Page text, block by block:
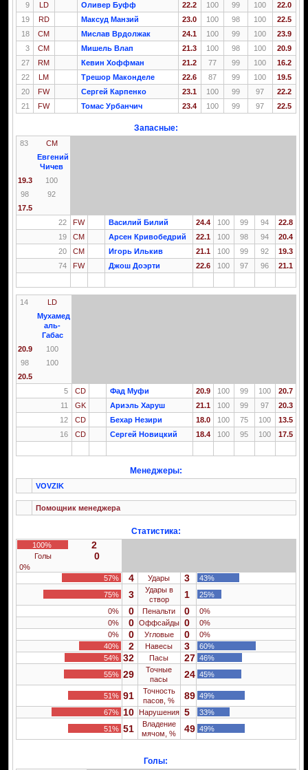
9
LD Оливер Буфф 22.2 100 99 100
22.0
19
RD Максуд Манзий 23.0 100 98 100
22.5
18
CM Мислав Врдолжак 24.1 100 99 100
23.9
3
CM Мишель Влап 21.3 100 98 100
20.9
27
RM Кевин Хоффман 21.2 77 99 100
16.2
22
LM Трешор Маконделе 22.6 87 99 100
19.5
20
FW Сергей Карпенко 23.1 100 99 97
22.2
21
FW Томас Урбанчич 23.4 100 99 97 22.5
Запасные:
83
CM
Евгений
Чичев
19.3
100
98
92
17.5
22
FW Василий Билий 24.4 100 99 94
22.8
19
CM Арсен Кривобедрий 22.1 100 98 94
20.4
20
CM Игорь Илькив 21.1 100 99 92
19.3
74
FW Джош Доэрти 22.6 100 97 96 21.1
14
LD
Мухамед
аль-
Габас
20.9
100
98
100
20.5
5
CD Фад Муфи 20.9 100 99 100
20.7
11
GK Ариэль Харуш 21.1 100 99 97
20.3
12
CD Бехар Незири 18.0 100 75 100
13.5
16
CD Сергей Новицкий 18.4 100 95 100 17.5
Менеджеры:
VOVZIK
Помощник менеджера
Статистика:
100% 2
Голы 0
0%
57%
4 Удары 3
43%
75%
3
Удары в
створ
1
25%
0%
0 Пенальти 0
0%
0%
0 Оффсайды 0
0%
0%
0 Угловые 0
0%
40%
2 Навесы 3
60%
54% 32 Пасы 27 46%
55% 29
Точные
пасы
24 45%
51% 91
Точность
пасов, %
89 49%
67% 10 Нарушения 5
33%
51% 51
Владение
мячом, %
49 49%
Голы: